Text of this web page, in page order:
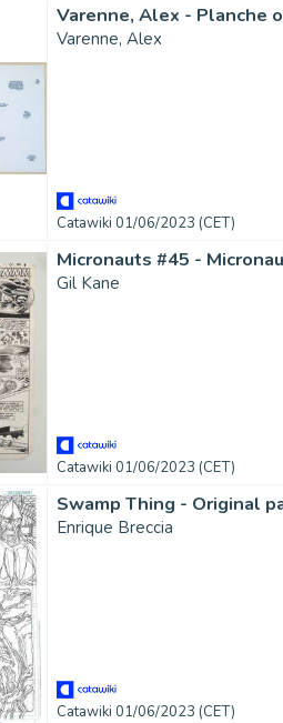
Varenne, Alex - Planche
Varenne, Alex
Catawiki 01/06/2023 (CET)
Micronauts #45 -
Gil Kane
Catawiki 01/06/2023 (CET)
Swamp Thing - Original
Enrique Breccia
Catawiki 01/06/2023 (CET)